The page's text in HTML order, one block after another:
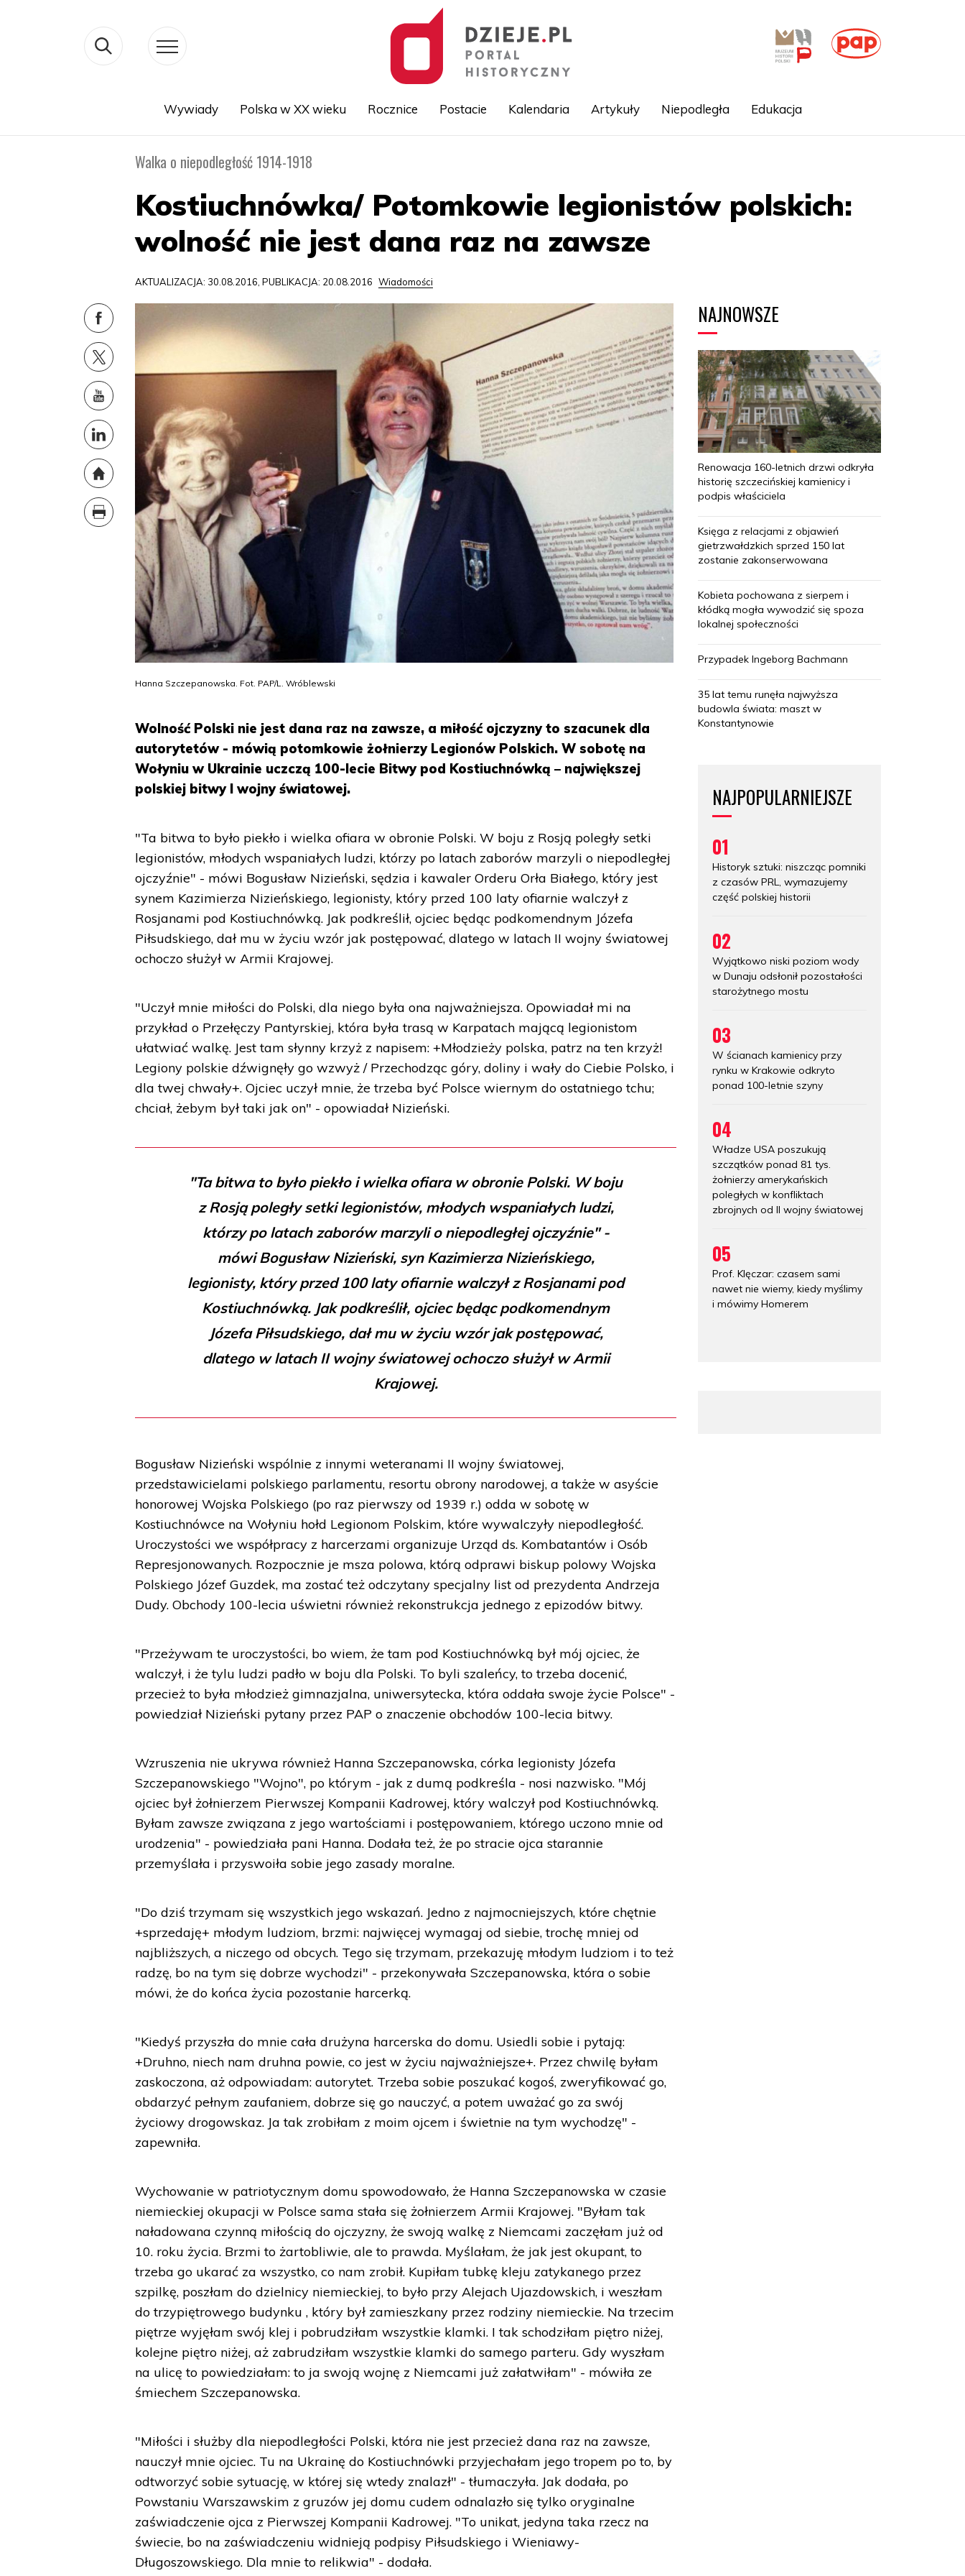
Wywiady Polska w XX wieku Rocznice Postacie Kalendaria Artykuły Niepodległa Edukacja
Walka o niepodległość 1914-1918
Kostiuchnówka/ Potomkowie legionistów polskich:
wolność nie jest dana raz na zawsze
AKTUALIZACJA: 30.08.2016, PUBLIKACJA: 20.08.2016 Wiadomości
Hanna Szczepanowska. Fot. PAP/L. Wróblewski
Wolność Polski nie jest dana raz na zawsze, a miłość ojczyzny to szacunek dla
autorytetów - mówią potomkowie żołnierzy Legionów Polskich. W sobotę na
Wołyniu w Ukrainie uczczą 100-lecie Bitwy pod Kostiuchnówką – największej
polskiej bitwy I wojny światowej.
"Ta bitwa to było piekło i wielka ofiara w obronie Polski. W boju z Rosją poległy setki
legionistów, młodych wspaniałych ludzi, którzy po latach zaborów marzyli o niepodległej
ojczyźnie" - mówi Bogusław Nizieński, sędzia i kawaler Orderu Orła Białego, który jest
synem Kazimierza Nizieńskiego, legionisty, który przed 100 laty ofiarnie walczył z
Rosjanami pod Kostiuchnówką. Jak podkreślił, ojciec będąc podkomendnym Józefa
Piłsudskiego, dał mu w życiu wzór jak postępować, dlatego w latach II wojny światowej
ochoczo służył w Armii Krajowej.
"Uczył mnie miłości do Polski, dla niego była ona najważniejsza. Opowiadał mi na
przykład o Przełęczy Pantyrskiej, która była trasą w Karpatach mającą legionistom
ułatwiać walkę. Jest tam słynny krzyż z napisem: +Młodzieży polska, patrz na ten krzyż!
Legiony polskie dźwignęły go wzwyż / Przechodząc góry, doliny i wały do Ciebie Polsko, i
dla twej chwały+. Ojciec uczył mnie, że trzeba być Polsce wiernym do ostatniego tchu;
chciał, żebym był taki jak on" - opowiadał Nizieński.
"Ta bitwa to było piekło i wielka ofiara w obronie Polski. W boju
z Rosją poległy setki legionistów, młodych wspaniałych ludzi,
którzy po latach zaborów marzyli o niepodległej ojczyźnie" -
mówi Bogusław Nizieński, syn Kazimierza Nizieńskiego,
legionisty, który przed 100 laty ofiarnie walczył z Rosjanami pod
Kostiuchnówką. Jak podkreślił, ojciec będąc podkomendnym
Józefa Piłsudskiego, dał mu w życiu wzór jak postępować,
dlatego w latach II wojny światowej ochoczo służył w Armii
Krajowej.
Bogusław Nizieński wspólnie z innymi weteranami II wojny światowej,
przedstawicielami polskiego parlamentu, resortu obrony narodowej, a także w asyście
honorowej Wojska Polskiego (po raz pierwszy od 1939 r.) odda w sobotę w
Kostiuchnówce na Wołyniu hołd Legionom Polskim, które wywalczyły niepodległość.
Uroczystości we współpracy z harcerzami organizuje Urząd ds. Kombatantów i Osób
Represjonowanych. Rozpocznie je msza polowa, którą odprawi biskup polowy Wojska
Polskiego Józef Guzdek, ma zostać też odczytany specjalny list od prezydenta Andrzeja
Dudy. Obchody 100-lecia uświetni również rekonstrukcja jednego z epizodów bitwy.
"Przeżywam te uroczystości, bo wiem, że tam pod Kostiuchnówką był mój ojciec, że
walczył, i że tylu ludzi padło w boju dla Polski. To byli szaleńcy, to trzeba docenić,
przecież to była młodzież gimnazjalna, uniwersytecka, która oddała swoje życie Polsce" -
powiedział Nizieński pytany przez PAP o znaczenie obchodów 100-lecia bitwy.
Wzruszenia nie ukrywa również Hanna Szczepanowska, córka legionisty Józefa
Szczepanowskiego "Wojno", po którym - jak z dumą podkreśla - nosi nazwisko. "Mój
ojciec był żołnierzem Pierwszej Kompanii Kadrowej, który walczył pod Kostiuchnówką.
Byłam zawsze związana z jego wartościami i postępowaniem, którego uczono mnie od
urodzenia" - powiedziała pani Hanna. Dodała też, że po stracie ojca starannie
przemyślała i przyswoiła sobie jego zasady moralne.
"Do dziś trzymam się wszystkich jego wskazań. Jedno z najmocniejszych, które chętnie
+sprzedaję+ młodym ludziom, brzmi: najwięcej wymagaj od siebie, trochę mniej od
najbliższych, a niczego od obcych. Tego się trzymam, przekazuję młodym ludziom i to też
radzę, bo na tym się dobrze wychodzi" - przekonywała Szczepanowska, która o sobie
mówi, że do końca życia pozostanie harcerką.
"Kiedyś przyszła do mnie cała drużyna harcerska do domu. Usiedli sobie i pytają:
+Druhno, niech nam druhna powie, co jest w życiu najważniejsze+. Przez chwilę byłam
zaskoczona, aż odpowiadam: autorytet. Trzeba sobie poszukać kogoś, zweryfikować go,
obdarzyć pełnym zaufaniem, dobrze się go nauczyć, a potem uważać go za swój
życiowy drogowskaz. Ja tak zrobiłam z moim ojcem i świetnie na tym wychodzę" -
zapewniła.
Wychowanie w patriotycznym domu spowodowało, że Hanna Szczepanowska w czasie
niemieckiej okupacji w Polsce sama stała się żołnierzem Armii Krajowej. "Byłam tak
naładowana czynną miłością do ojczyzny, że swoją walkę z Niemcami zaczęłam już od
10. roku życia. Brzmi to żartobliwie, ale to prawda. Myślałam, że jak jest okupant, to
trzeba go ukarać za wszystko, co nam zrobił. Kupiłam tubkę kleju zatykanego przez
szpilkę, poszłam do dzielnicy niemieckiej, to było przy Alejach Ujazdowskich, i weszłam
do trzypiętrowego budynku , który był zamieszkany przez rodziny niemieckie. Na trzecim
piętrze wyjęłam swój klej i pobrudziłam wszystkie klamki. I tak schodziłam piętro niżej,
kolejne piętro niżej, aż zabrudziłam wszystkie klamki do samego parteru. Gdy wyszłam
na ulicę to powiedziałam: to ja swoją wojnę z Niemcami już załatwiłam" - mówiła ze
śmiechem Szczepanowska.
"Miłości i służby dla niepodległości Polski, która nie jest przecież dana raz na zawsze,
nauczył mnie ojciec. Tu na Ukrainę do Kostiuchnówki przyjechałam jego tropem po to, by
odtworzyć sobie sytuację, w której się wtedy znalazł" - tłumaczyła. Jak dodała, po
Powstaniu Warszawskim z gruzów jej domu cudem odnalazło się tylko oryginalne
zaświadczenie ojca z Pierwszej Kompanii Kadrowej. "To unikat, jedyna taka rzecz na
świecie, bo na zaświadczeniu widnieją podpisy Piłsudskiego i Wieniawy-
Długoszowskiego. Dla mnie to relikwia" - dodała.
NAJNOWSZE
Renowacja 160-letnich drzwi odkryła
historię szczecińskiej kamienicy i
podpis właściciela
Księga z relacjami z objawień
gietrzwałdzkich sprzed 150 lat
zostanie zakonserwowana
Kobieta pochowana z sierpem i
kłódką mogła wywodzić się spoza
lokalnej społeczności
Przypadek Ingeborg Bachmann
35 lat temu runęła najwyższa
budowla świata: maszt w
Konstantynowie
NAJPOPULARNIEJSZE
01
Historyk sztuki: niszcząc pomniki
z czasów PRL, wymazujemy
część polskiej historii
02
Wyjątkowo niski poziom wody
w Dunaju odsłonił pozostałości
starożytnego mostu
03
W ścianach kamienicy przy
rynku w Krakowie odkryto
ponad 100-letnie szyny
04
Władze USA poszukują
szczątków ponad 81 tys.
żołnierzy amerykańskich
poległych w konfliktach
zbrojnych od II wojny światowej
05
Prof. Klęczar: czasem sami
nawet nie wiemy, kiedy myślimy
i mówimy Homerem